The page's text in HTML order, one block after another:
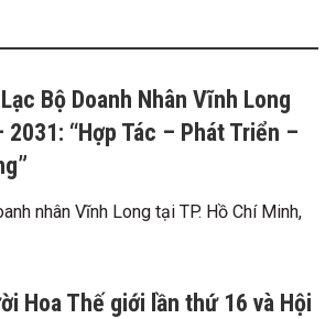
Bộ Doanh Nhân Vĩnh Long
“Hợp Tác – Phát Triển –
nhân Vĩnh Long tại TP. Hồ Chí Minh,
Hoa Thế giới lần thứ 16 và Hội